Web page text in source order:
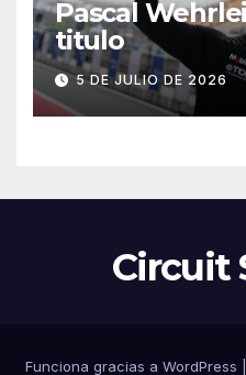
Pascal
titulo
5 DE JULIO DE 2026
Circuit
Funciona gracias a WordPress